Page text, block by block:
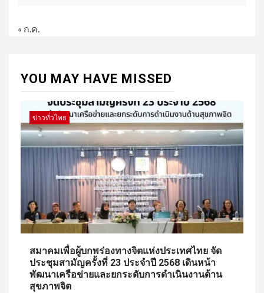
« ก.ค.
YOU MAY HAVE MISSED
ข่าวทั่วไทย
สมาคมเพื่อผู้บกพร่องทางจิตแห่งประเทศไทย จัด
ประชุมสามัญครั้งที่ 23 ประจำปี 2568 เดินหน้า
พัฒนาเครือข่ายและยกระดับการดำเนินงานด้าน
สุขภาพจิต